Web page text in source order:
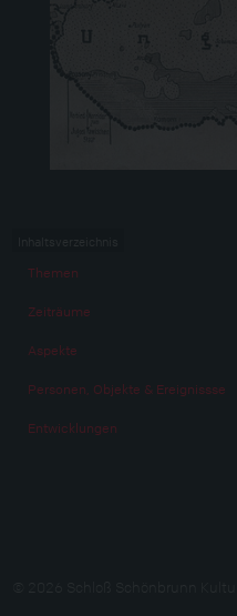
Themen
Zeiträume
Aspekte
Personen, Objekte & Ereignissse
Entwicklungen